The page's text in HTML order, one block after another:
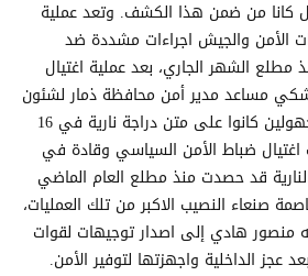
كانا من ضمن هذا الكشف. وتعد عملية
الأمن والجيش اجراءات مشددة ضد
مطلع الشهر الجاري، بعد عملية اغتيال
مساعد مدير أمن محافظة ذمار لشئون
الامن على يد مسلحين مجهولين كانوا على متن دراجة نارية في 16
اغتيال ضباط الأمن السياسي وقادة في
قد حصدت منذ مطلع العام الماضي
للعاصمة صنعاء النصيب الاكبر من تلك العمليات،
منصور هادي إلى اصدار توجيهات لقوات
عجز الداخلية واجهزتها لتوفير الأمن.